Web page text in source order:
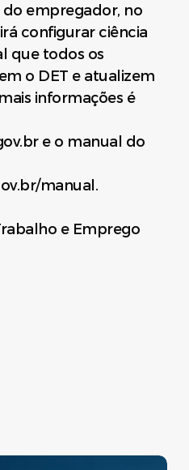
empregador, no
configurar ciência
que todos os
o DET e atualizem
informações é
e o manual do
manual.
e Emprego